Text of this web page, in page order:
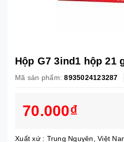
Hộp G7 3ind1 hộp 21
Mã sản phẩm: 8935024123287
70.000₫
Xuất xứ : Trung Nguyên, Việt